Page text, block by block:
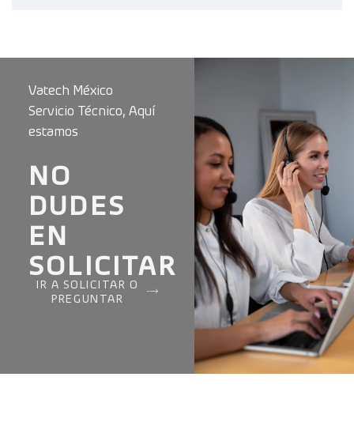
Vatech México
Servicio Técnico, Aquí
estamos
NO
DUDES
EN
SOLICITAR
IR A SOLICITAR O
PREGUNTAR